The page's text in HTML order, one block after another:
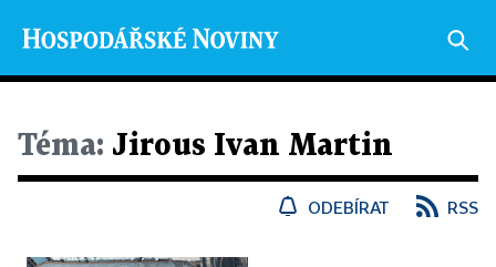
Téma: Jirous Ivan Martin
ODEBÍRAT RSS